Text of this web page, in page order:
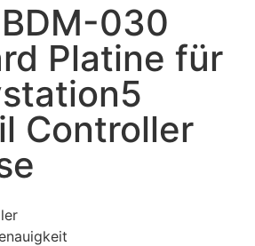
030
Platine für
Controller